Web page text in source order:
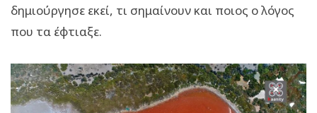
δημιούργησε εκεί, τι σημαίνουν και ποιος ο λόγος
που τα έφτιαξε.